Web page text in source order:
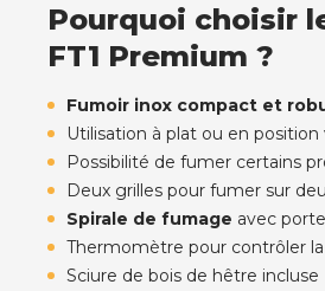
Pourquoi choisir
FT1 Premium ?
Fumoir inox compact et
Utilisation à plat ou en position
Possibilité de fumer certains
Deux grilles pour fumer sur
Spirale de fumage avec
Thermomètre pour contrôler
Sciure de bois de hêtre incluse